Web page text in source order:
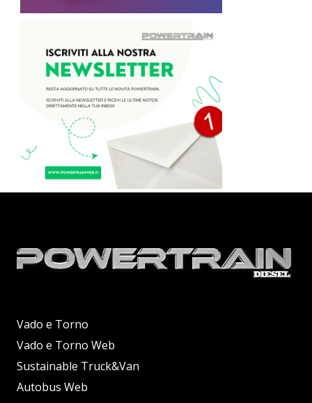
Vado e Torno
Vado e Torno Web
Sustainable Truck&Van
Autobus Web